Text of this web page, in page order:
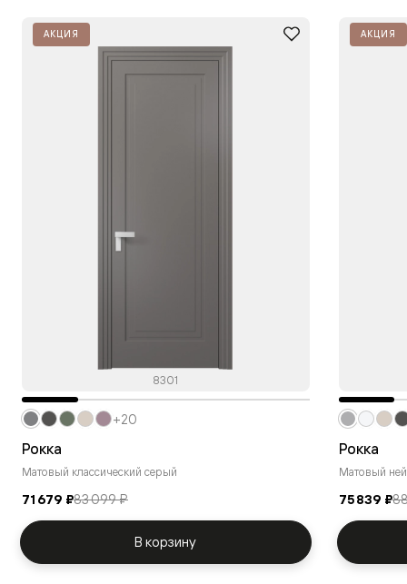
АКЦИЯ
8301
Рокка
Матовый классический серый
71 679 ₽83 099 ₽
+20
В корзину
АКЦИЯ
Рокка
Матовый
75 839 ₽